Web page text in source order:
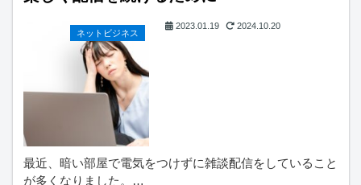
ネットビジネス
2023.01.19 2024.10.20
最近、暗い部屋で電気をつけずに雑談配信をしていること
が多くなりました。…